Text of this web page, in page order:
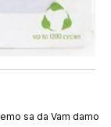
sa da Vam damo